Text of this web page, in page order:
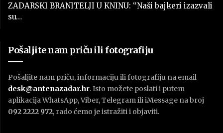
ZADARSKI BRANITELJI U KNINU: “Naši bajkeri izazvali
su…
Pošaljite nam priču ili fotografiju
Pošaljite nam priču, informaciju ili fotografiju na email
desk@antenazadar.hr. Isto možete poslati i putem
aplikacija WhatsApp, Viber, Telegram ili iMessage na broj
092 2222 972, rado ćemo je istražiti i objaviti.